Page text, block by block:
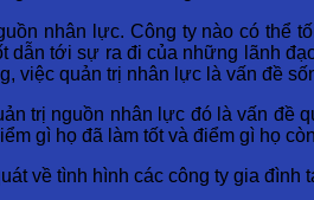
nhân lực. Công ty nào có thể
tới sự ra đi của những lãnh
việc quản trị nhân lực là vấn đề
trị nguồn nhân lực đó là vấn đề
gì họ đã làm tốt và điểm gì họ
về tình hình các công ty gia